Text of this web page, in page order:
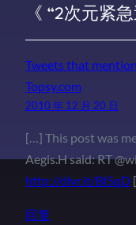
《 “2次元紧
Tweets that
Topsy.com
2010 年 12 月 20 日
[…] This post was
Aegis.H said: RT
http://dlvr.it/Bl5qD
回复